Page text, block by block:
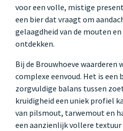
voor een volle, mistige
een bier dat vraagt om
gelaagdheid van de mouten
ontdekken.
Bij de Brouwhoeve waarderen
complexe eenvoud. Het is een
zorgvuldige balans tussen
kruidigheid een uniek profiel
van pilsmout, tarwemout en
een aanzienlijk vollere textuur